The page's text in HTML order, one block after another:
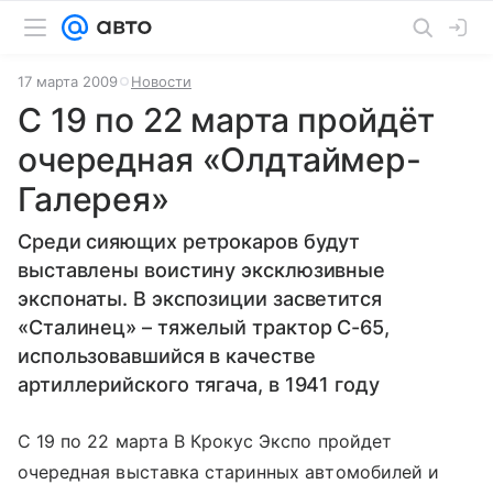
17 марта 2009 Новости
С 19 по 22 марта пройдёт
очередная «Олдтаймер-
Галерея»
Среди сияющих ретрокаров будут
выставлены воистину эксклюзивные
экспонаты. В экспозиции засветится
«Сталинец» – тяжелый трактор С-65,
использовавшийся в качестве
артиллерийского тягача, в 1941 году
С 19 по 22 марта В Крокус Экспо пройдет
очередная выставка старинных автомобилей и